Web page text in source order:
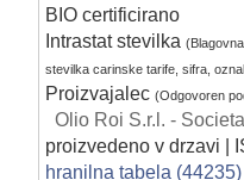
BIO certificirano
Intrastat stevilka
stevilka carinske tarife, sifra,
Proizvajalec(Odgovoren
Olio Roi S.r.l. -
proizvedeno v drzavi |
hranilna tabela (44235)